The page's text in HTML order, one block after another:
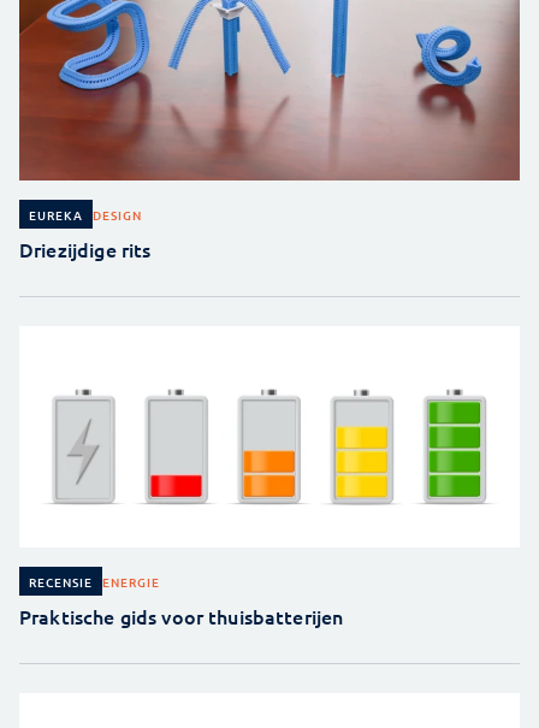
EUREKA DESIGN
Driezijdige rits
RECENSIE ENERGIE
Praktische gids voor thuisbatterijen